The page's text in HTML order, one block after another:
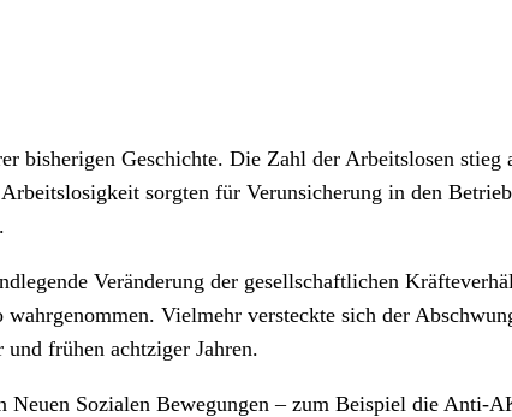
bisherigen Geschichte. Die Zahl der Arbeitslosen
sorgten für Verunsicherung in den
Veränderung der gesellschaftlichen
Vielmehr versteckte sich der
frühen achtziger Jahren.
Sozialen Bewegungen – zum Beispiel die Anti-